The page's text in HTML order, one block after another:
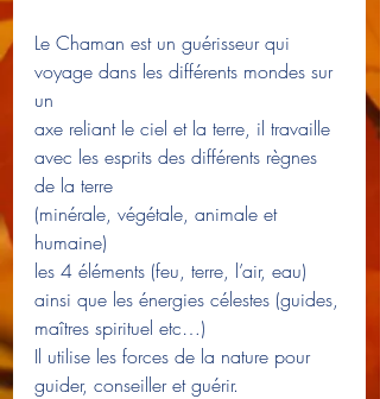
Le Chaman est un guérisseur qui
voyage dans les différents mondes sur
un
axe reliant le ciel et la terre, il travaille
avec les esprits des différents règnes
de la terre
(minérale, végétale, animale et
humaine)
les 4 éléments (feu, terre, l’air, eau)
ainsi que les énergies célestes (guides,
maîtres spirituel etc…)
Il utilise les forces de la nature pour
guider, conseiller et guérir.